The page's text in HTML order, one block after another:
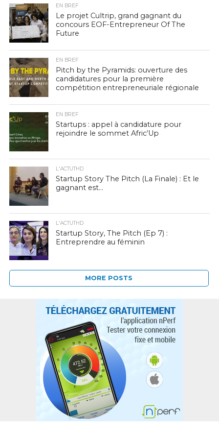
EN BREF
Le projet Cultrip, grand gagnant du
concours EOF-Entrepreneur Of The
Future
EN BREF
Pitch by the Pyramids: ouverture des
candidatures pour la première
compétition entrepreneuriale régionale
EN BREF
Startups : appel à candidature pour
rejoindre le sommet Afric’Up
L'ACTUTHD
Startup Story The Pitch (La Finale) : Et le
gagnant est…
L'ACTUTHD
Startup Story, The Pitch (Ep 7) :
Entreprendre au féminin
MORE POSTS